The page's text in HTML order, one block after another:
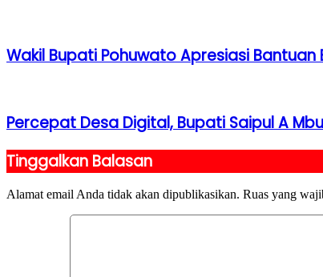
Wakil Bupati Pohuwato Apresiasi Bantuan
Percepat Desa Digital, Bupati Saipul A
Tinggalkan Balasan
Alamat email Anda tidak akan dipublikasikan. Ruas yang